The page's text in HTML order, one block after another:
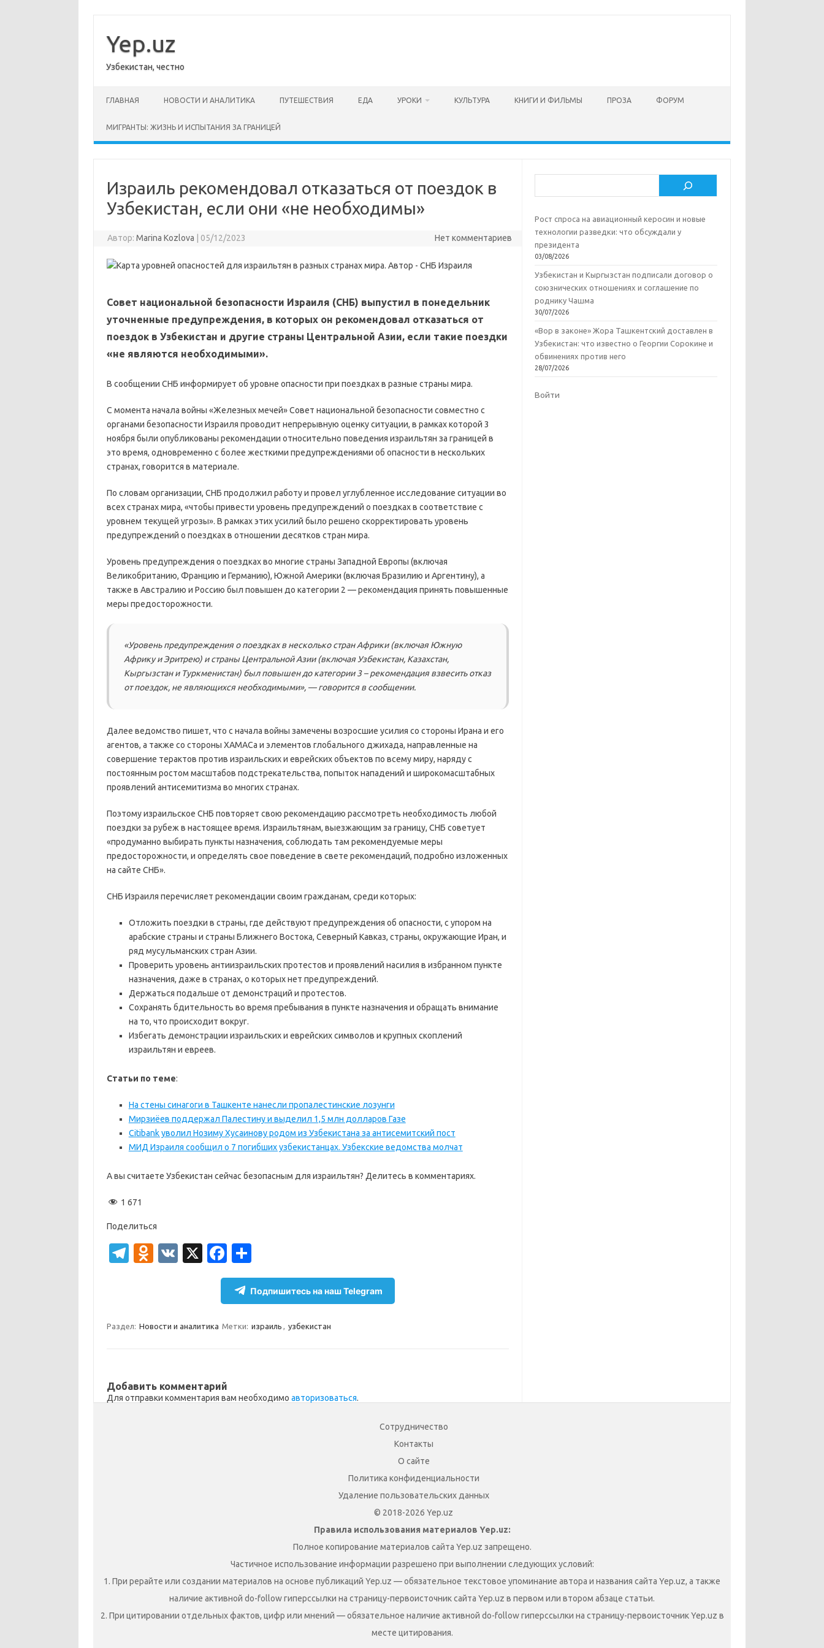
содержимому
Yep.uz
Узбекистан, честно
ГЛАВНАЯ НОВОСТИ И АНАЛИТИКА ПУТЕШЕСТВИЯ ЕДА УРОКИ КУЛЬТУРА КНИГИ И ФИЛЬМЫ ПРОЗА ФОРУМ
МИГРАНТЫ: ЖИЗНЬ И ИСПЫТАНИЯ ЗА ГРАНИЦЕЙ
Израиль рекомендовал отказаться от поездок в
Узбекистан, если они «не необходимы»
Автор: Marina Kozlova 05/12/2023 Нет комментариев
Совет национальной безопасности Израиля (СНБ) выпустил в понедельник
уточненные предупреждения, в которых он рекомендовал отказаться от
поездок в Узбекистан и другие страны Центральной Азии, если такие поездки
«не являются необходимыми».
В сообщении СНБ информирует об уровне опасности при поездках в разные страны мира.
С момента начала войны «Железных мечей» Совет национальной безопасности совместно с
органами безопасности Израиля проводит непрерывную оценку ситуации, в рамках которой 3
ноября были опубликованы рекомендации относительно поведения израильтян за границей в
это время, одновременно с более жесткими предупреждениями об опасности в нескольких
странах, говорится в материале.
По словам организации, СНБ продолжил работу и провел углубленное исследование ситуации во
всех странах мира, «чтобы привести уровень предупреждений о поездках в соответствие с
уровнем текущей угрозы». В рамках этих усилий было решено скорректировать уровень
предупреждений о поездках в отношении десятков стран мира.
Уровень предупреждения о поездках во многие страны Западной Европы (включая
Великобританию, Францию и Германию), Южной Америки (включая Бразилию и Аргентину), а
также в Австралию и Россию был повышен до категории 2 — рекомендация принять повышенные
меры предосторожности.
«Уровень предупреждения о поездках в несколько стран Африки (включая Южную
Африку и Эритрею) и страны Центральной Азии (включая Узбекистан, Казахстан,
Кыргызстан и Туркменистан) был повышен до категории 3 – рекомендация взвесить отказ
от поездок, не являющихся необходимыми», — говорится в сообщении.
Далее ведомство пишет, что с начала войны замечены возросшие усилия со стороны Ирана и его
агентов, а также со стороны ХАМАСа и элементов глобального джихада, направленные на
совершение терактов против израильских и еврейских объектов по всему миру, наряду с
постоянным ростом масштабов подстрекательства, попыток нападений и широкомасштабных
проявлений антисемитизма во многих странах.
Поэтому израильское СНБ повторяет свою рекомендацию рассмотреть необходимость любой
поездки за рубеж в настоящее время. Израильтянам, выезжающим за границу, СНБ советует
«продуманно выбирать пункты назначения, соблюдать там рекомендуемые меры
предосторожности, и определять свое поведение в свете рекомендаций, подробно изложенных
на сайте СНБ».
СНБ Израиля перечисляет рекомендации своим гражданам, среди которых:
Отложить поездки в страны, где действуют предупреждения об опасности, с упором на
арабские страны и страны Ближнего Востока, Северный Кавказ, страны, окружающие Иран, и
ряд мусульманских стран Азии.
Проверить уровень антиизраильских протестов и проявлений насилия в избранном пункте
назначения, даже в странах, о которых нет предупреждений.
Держаться подальше от демонстраций и протестов.
Сохранять бдительность во время пребывания в пункте назначения и обращать внимание
на то, что происходит вокруг.
Избегать демонстрации израильских и еврейских символов и крупных скоплений
израильтян и евреев.
Статьи по теме:
На стены синагоги в Ташкенте нанесли пропалестинские лозунги
Мирзиёев поддержал Палестину и выделил 1,5 млн долларов Газе
Citibank уволил Нозиму Хусаинову родом из Узбекистана за антисемитский пост
МИД Израиля сообщил о 7 погибших узбекистанцах. Узбекские ведомства молчат
А вы считаете Узбекистан сейчас безопасным для израильтян? Делитесь в комментариях.
1 671
Поделиться
T
a
O
kl
ik
V
X
Fa
c
e
o
т
п
а
т
Подпишитесь на наш Telegram
Раздел: Новости и аналитика Метки: израиль , узбекистан
Добавить комментарий
Для отправки комментария вам необходимо авторизоваться.
Рост спроса на авиационный керосин и новые
технологии разведки: что обсуждали у
президента
03/08/2026
Узбекистан и Кыргызстан подписали договор о
союзнических отношениях и соглашение по
роднику Чашма
30/07/2026
«Вор в законе» Жора Ташкентский доставлен в
Узбекистан: что известно о Георгии Сорокине и
обвинениях против него
28/07/2026
Войти
Сотрудничество
Контакты
О сайте
Политика конфиденциальности
Удаление пользовательских данных
© 2018-2026 Yep.uz
Правила использования материалов Yep.uz:
Полное копирование материалов сайта Yep.uz запрещено.
Частичное использование информации разрешено при выполнении следующих условий:
1. При рерайте или создании материалов на основе публикаций Yep.uz — обязательное текстовое упоминание автора и названия сайта Yep.uz, а также
наличие активной do-follow гиперссылки на страницу-первоисточник сайта Yep.uz в первом или втором абзаце статьи.
2. При цитировании отдельных фактов, цифр или мнений — обязательное наличие активной do-follow гиперссылки на страницу-первоисточник Yep.uz в
месте цитирования.